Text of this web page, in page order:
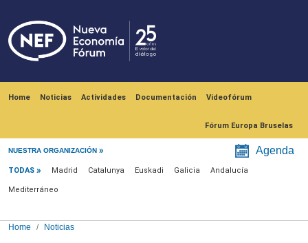
Home Noticias Actividades Documentación Videofórum
Fórum Europa Bruselas
NUESTRA ORGANIZACIÓN Agenda
Menú noticias
TODAS Madrid Catalunya Euskadi Galicia Andalucía
Mediterráneo
Home Noticias